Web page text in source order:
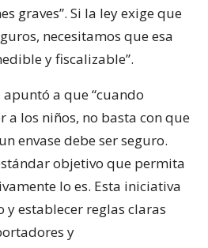
graves”. Si la ley exige que
necesitamos que esa
y fiscalizable”.
a que “cuando
a los niños, no basta con que
envase debe ser seguro.
objetivo que permita
lo es. Esta iniciativa
y establecer reglas claras
y